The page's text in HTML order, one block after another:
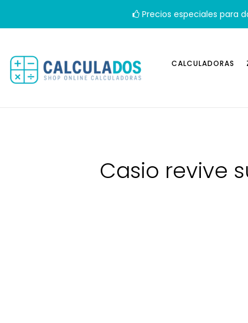
Precios especiales para
CALCULADORAS
Casio revive